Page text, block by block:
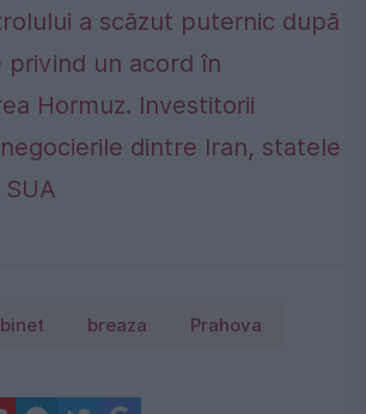
a scăzut puternic după
privind un acord în
Hormuz. Investitorii
dintre Iran, statele
breaza Prahova